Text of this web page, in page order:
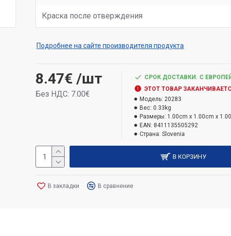
Краска после отверждения
Подробнее на сайте производителя продукта
8.47€ /шт
Без НДС: 7.00€
СРОК ДОСТАВКИ. С
ЭТОТ ТОВАР
Модель: 20283
Вес: 0.33kg
Размеры: 1.00cm x 1.00cm x
EAN: 8411135505292
Страна: Slovenia
В КОРЗИНУ
В закладки В сравнение